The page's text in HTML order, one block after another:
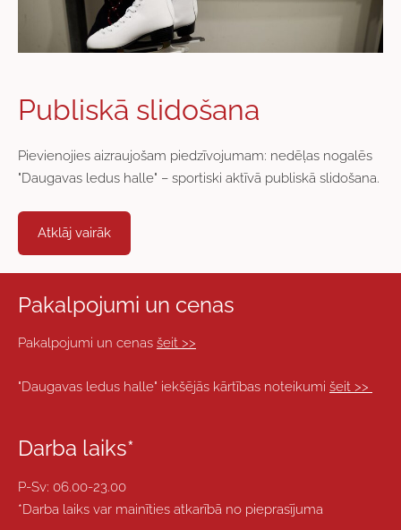
Publiskā slidošana
Pievienojies aizraujošam piedzīvojumam: nedēļas nogalēs
"Daugavas ledus halle" – sportiski aktīvā publiskā slidošana.
Atklāj vairāk
Pakalpojumi un cenas
Pakalpojumi un cenas šeit >>
"Daugavas ledus halle" iekšējās kārtības noteikumi šeit >>
Darba laiks*
P-Sv: 06.00-23.00
*Darba laiks var mainīties atkarībā no pieprasījuma